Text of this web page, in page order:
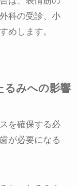
科の受診、小
めします。
るみへの影響
を確保する必
が必要になる